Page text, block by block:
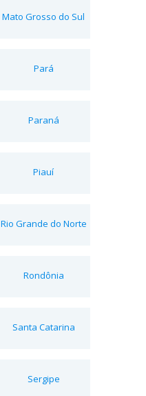
Mato Grosso do Sul
Pará
Paraná
Piauí
Rio Grande do Norte
Rondônia
Santa Catarina
Sergipe